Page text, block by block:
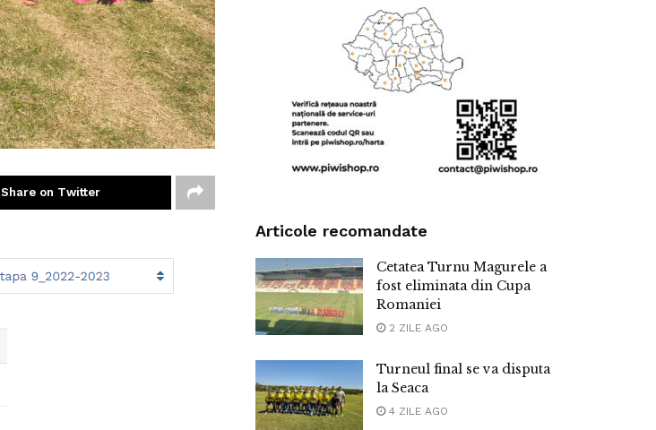
Share on Twitter
Articole recomandate
Cetatea Turnu Magurele a
fost eliminata din Cupa
Romaniei
2 ZILE AGO
Turneul final se va disputa
la Seaca
4 ZILE AGO